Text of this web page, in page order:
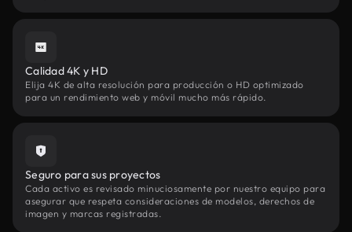
Calidad 4K y HD
Elija 4K de alta resolución para producción o HD optimizado
para un rendimiento web y móvil mucho más rápido.
Seguro para sus proyectos
Cada activo es revisado minuciosamente por nuestro equipo para
asegurar que respeta consideraciones de modelos, derechos de
imagen y marcas registradas.